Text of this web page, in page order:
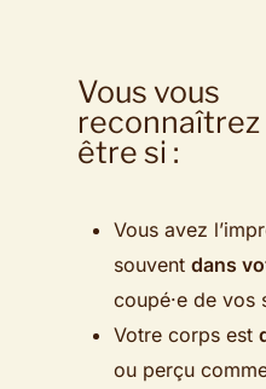
Vous vous
être si :
Vous avez
souvent dans
coupé·e de vos
Votre corps est
ou perçu